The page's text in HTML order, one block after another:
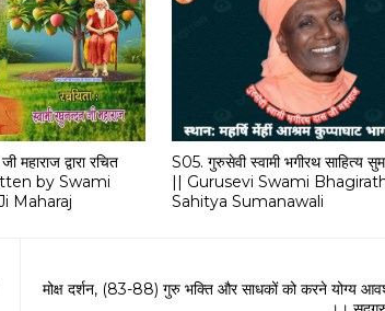
महाराज द्वारा रचित
by Swami
Maharaj
S05. गुरुसेवी स्वामी भगीरथ साहित्य
|| Gurusevi Swami
Sahitya Sumanawali
मोक्ष दर्शन, (83-88) गुरु भक्ति और साधकों को करने योग्य